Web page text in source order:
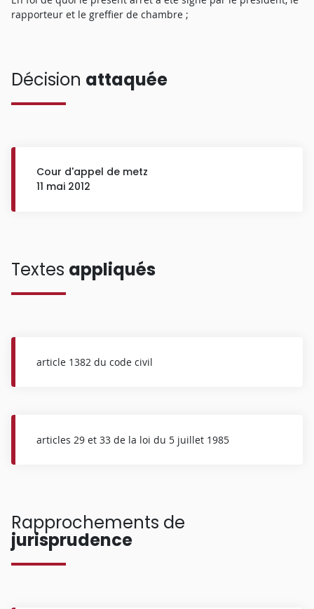
rapporteur et le greffier de chambre ;
Décision attaquée
Cour d'appel de metz
11 mai 2012
Textes appliqués
article 1382 du code civil
articles 29 et 33 de la loi du 5 juillet 1985
Rapprochements de
jurisprudence